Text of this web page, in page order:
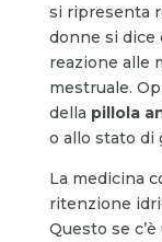
si ripresenta
donne si dice
reazione alle
mestruale.
della pillola
o allo stato di
La medicina
ritenzione
Questo se